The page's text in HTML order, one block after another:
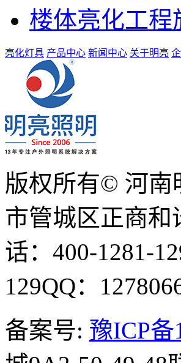
楼体亮化工
亮化灯具 产品中心 新闻中心 关于明亮
版权所有© 河南
市管城区正商和
话：400-1281-
129QQ：
备案号: 豫ICP备